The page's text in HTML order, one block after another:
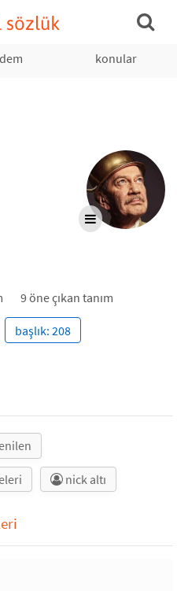
sözlük
konular
9 öne çıkan tanım
başlık: 208
nick altı